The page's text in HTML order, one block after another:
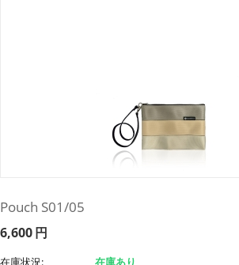
Pouch S01/05
6,600円
在庫状況: 在庫あり